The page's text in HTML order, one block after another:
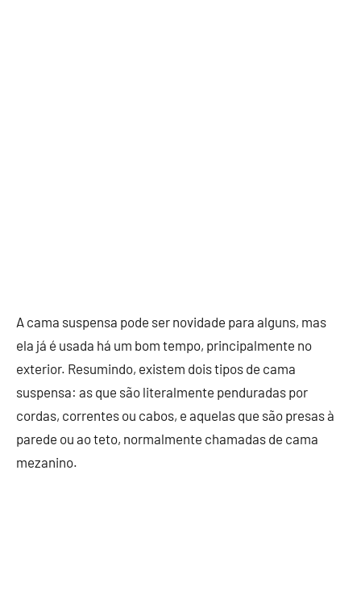
A cama suspensa pode ser novidade para alguns, mas
ela já é usada há um bom tempo, principalmente no
exterior. Resumindo, existem dois tipos de cama
suspensa: as que são literalmente penduradas por
cordas, correntes ou cabos, e aquelas que são presas à
parede ou ao teto, normalmente chamadas de cama
mezanino.